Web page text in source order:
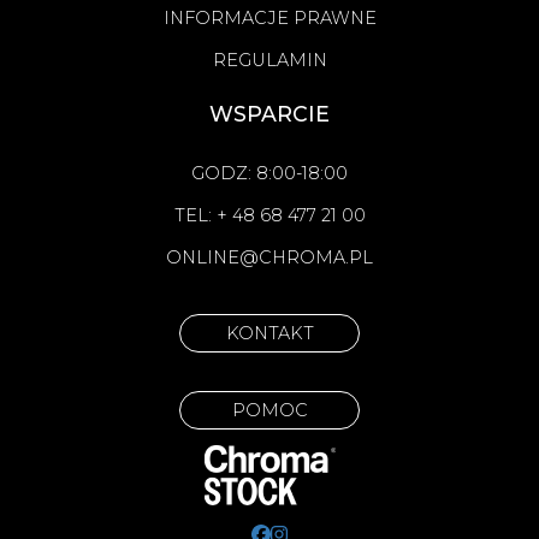
INFORMACJE PRAWNE
REGULAMIN
WSPARCIE
GODZ: 8:00-18:00
TEL: + 48 68 477 21 00
ONLINE@CHROMA.PL
KONTAKT
POMOC